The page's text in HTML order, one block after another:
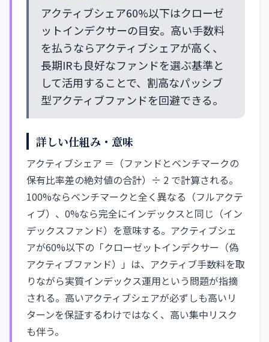
アクティブシェア60%以下はクローゼ
ットインデクサーの目安。高い手数料
を払うならアクティブシェアが高く、
長期IRも良好なファンドを選ぶ基準と
して活用することで、割高なパッシブ
型アクティブファンドを回避できる。
詳しい仕組み・意味
アクティブシェア ＝（ファンドとベンチマークの
保有比率差の絶対値の合計）÷ 2 で計算される。
100%ならベンチマークと全く異なる（フルアクテ
ィブ）、0%なら完全にインデックスと同じ（イン
デックスファンド）を意味する。アクティブシェ
アが60%以下の「クローゼットインデクサー（偽
アクティブファンド）」は、アクティブ手数料を取
りながら実質インデックス運用という問題が指摘
される。高いアクティブシェアが必ずしも高いリ
ターンを保証するわけではなく、高い集中リスク
も伴う。